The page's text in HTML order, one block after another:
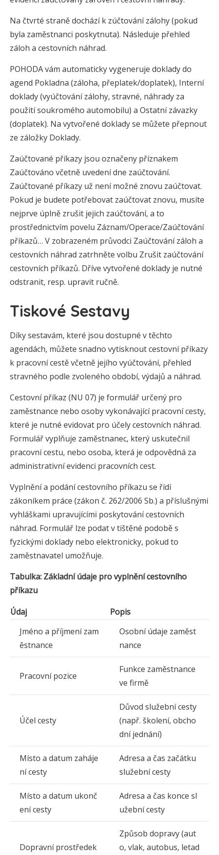
Na čtvrté straně dochází k zúčtování zálohy (pokud
byla zaměstnanci poskytnuta). Následuje přehled
záloh a cestovních náhrad.
POHODA vám automaticky vygeneruje doklady do
agend Pokladna (záloha, přeplatek/doplatek), Interní
doklady (vyúčtování zálohy, stravné, náhrady za
použití soukromého automobilu) a Ostatní závazky
(doplatek). Na vytvořené doklady se můžete přepnout
ze záložky Doklady.
Zaúčtované příkazy jsou označeny příznakem
Zaúčtováno včetně uvedení dne zaúčtování.
Zaúčtované příkazy už není možné znovu zaúčtovat.
Pokud je budete potřebovat zaúčtovat znovu, musíte
nejprve úplně zrušit jejich zaúčtování, a to
prostřednictvím povelu Záznam/Operace/Zaúčtování
příkazů… V zobrazeném průvodci Zaúčtování záloh a
cestovních náhrad zatrhněte volbu Zrušit zaúčtování
cestovních příkazů. Dříve vytvořené doklady je nutné
odstranit, resp. upravit ručně.
Tiskové Sestavy
Díky sestavám, které jsou dostupné v těchto
agendách, můžete snadno vytisknout cestovní příkazy
k pracovní cestě včetně jejího vyúčtování, přehled
stravného podle zvoleného období, výdajů a náhrad.
Cestovní příkaz (NU 07) je formulář určený pro
zaměstnance nebo osoby vykonávající pracovní cesty,
které je nutné evidovat pro účely cestovních náhrad.
Formulář vyplňuje zaměstnanec, který uskutečnil
pracovní cestu, nebo osoba, která je odpovědná za
administrativní evidenci pracovních cest.
Vyplnění a podání cestovního příkazu se řídí
zákoníkem práce (zákon č. 262/2006 Sb.) a příslušnými
vyhláškami upravujícími poskytování cestovních
náhrad. Formulář lze podat v tištěné podobě s
fyzickými doklady nebo elektronicky, pokud to
zaměstnavatel umožňuje.
Tabulka: Základní údaje pro vyplnění cestovního
příkazu
Údaj
Popis
Jméno a příjmení zam
ěstnance
Osobní údaje zaměst
nance
Pracovní pozice
Funkce zaměstnance
ve firmě
Účel cesty
Důvod služební cesty
(např. školení, obcho
dní jednání)
Místo a datum zaháje
ní cesty
Adresa a čas začátku
služební cesty
Místo a datum ukonč
ení cesty
Adresa a čas konce sl
užební cesty
Dopravní prostředek
Způsob dopravy (aut
o, vlak, autobus, letad